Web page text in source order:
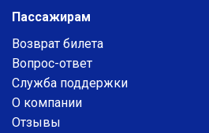
Пассажирам
Возврат билета
Вопрос-ответ
Служба поддержки
О компании
Отзывы